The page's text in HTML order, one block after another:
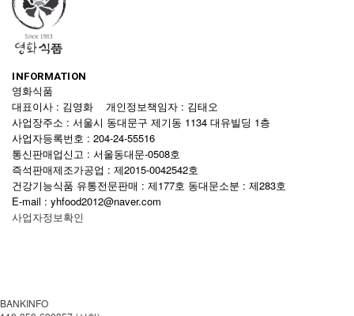
INFORMATION
영화식품
대표이사 : 김영화 개인정보책임자 : 김태오
사업장주소 : 서울시 동대문구 제기동 1134 대유빌딩 1층
사업자등록번호 : 204-24-55516
통신판매업신고 : 서울동대문-0508호
즉석판매제조가공업 : 제2015-0042542호
건강기능식품 유통전문판매 : 제177호 동대문소분 : 제283호
E-mail : yhfood2012@naver.com
사업자정보확인
BANKINFO